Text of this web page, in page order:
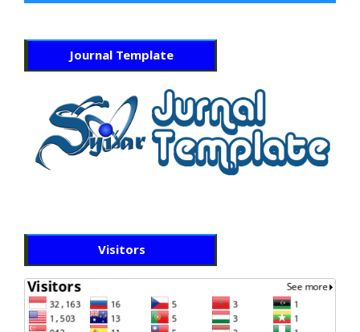
Journal Template
Visitors